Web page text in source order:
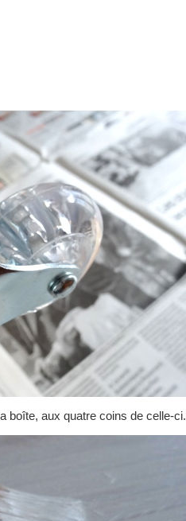
boîte, aux quatre coins de celle-ci.